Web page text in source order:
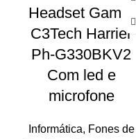
Headset Gamer
C3Tech Harrier
Ph-G330BKV2
Com led e
microfone
Informática, Fones de